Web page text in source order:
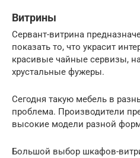
Витрины
Сервант-витрина
показать то, что украсит
красивые чайные сервизы,
хрустальные фужеры.
Сегодня такую мебель в
проблема. Производители
высокие модели разной
Большой выбор шкафов-